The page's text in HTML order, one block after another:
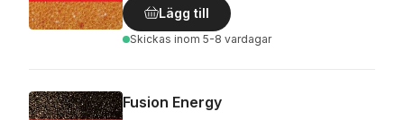
Lägg till
Skickas inom 5-8 vardagar
Fusion Energy